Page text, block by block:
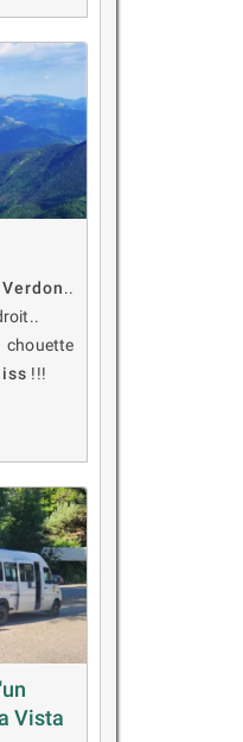
..
!!!
Vista